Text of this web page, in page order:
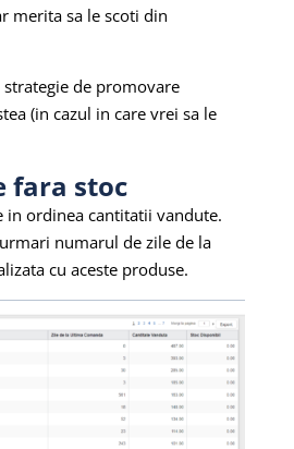
merita sa le scoti din
strategie de promovare
(in cazul in care vrei sa le
fara stoc
in ordinea cantitatii vandute.
numarul de zile de la
cu aceste produse.